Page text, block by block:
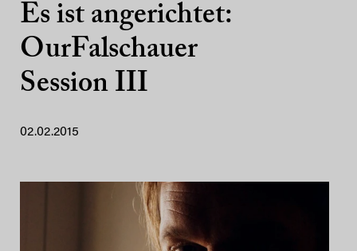
Es ist angerichtet:
OurFalschauer
Session III
02.02.2015